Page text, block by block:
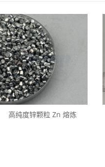
高纯度锌颗粒 Zn 熔炼